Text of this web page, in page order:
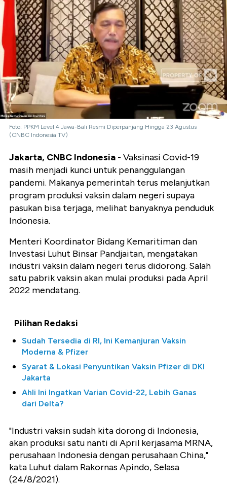
Foto: PPKM Level 4 Jawa-Bali Resmi Diperpanjang Hingga 23 Agustus
(CNBC Indonesia TV)
Jakarta, CNBC Indonesia - Vaksinasi Covid-19
masih menjadi kunci untuk penanggulangan
pandemi. Makanya pemerintah terus melanjutkan
program produksi vaksin dalam negeri supaya
pasukan bisa terjaga, melihat banyaknya penduduk
Indonesia.
Menteri Koordinator Bidang Kemaritiman dan
Investasi Luhut Binsar Pandjaitan, mengatakan
industri vaksin dalam negeri terus didorong. Salah
satu pabrik vaksin akan mulai produksi pada April
2022 mendatang.
Pilihan Redaksi
Sudah Tersedia di RI, Ini Kemanjuran Vaksin
Moderna & Pfizer
Syarat & Lokasi Penyuntikan Vaksin Pfizer di DKI
Jakarta
Ahli Ini Ingatkan Varian Covid-22, Lebih Ganas
dari Delta?
"Industri vaksin sudah kita dorong di Indonesia,
akan produksi satu nanti di April kerjasama MRNA,
perusahaan Indonesia dengan perusahaan China,"
kata Luhut dalam Rakornas Apindo, Selasa
(24/8/2021).